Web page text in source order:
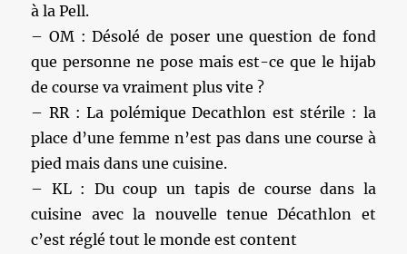
à la Pell.
– OM : Désolé de poser une question de fond
que personne ne pose mais est-ce que le hijab
de course va vraiment plus vite ?
– RR : La polémique Decathlon est stérile : la
place d’une femme n’est pas dans une course à
pied mais dans une cuisine.
– KL : Du coup un tapis de course dans la
cuisine avec la nouvelle tenue Décathlon et
c’est réglé tout le monde est content